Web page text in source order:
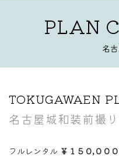
PLAN
名
TOKUGAWAEN
名古屋城和装前撮
フルレンタル ￥１５０,００